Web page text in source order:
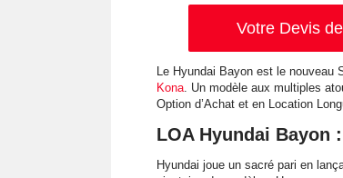
Votre Devis
Le Hyundai Bayon est le nouveau
Kona. Un modèle aux multiples
Option d’Achat et en Location
LOA Hyundai Bayon
Hyundai joue un sacré pari en